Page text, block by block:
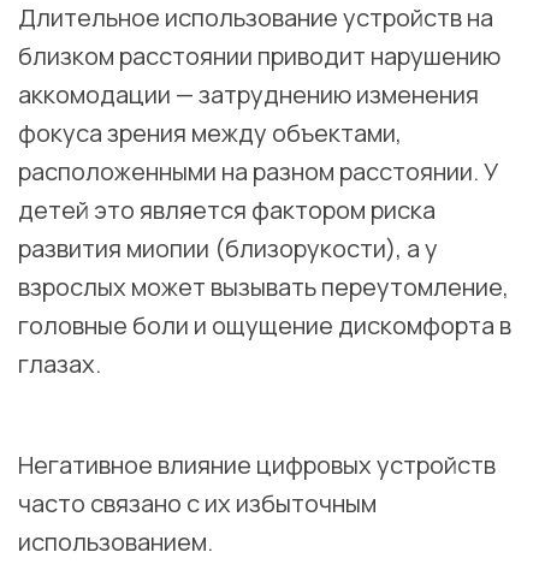
Длительное использование устройств на
близком расстоянии приводит нарушению
аккомодации — затруднению изменения
фокуса зрения между объектами,
расположенными на разном расстоянии. У
детей это является фактором риска
развития миопии (близорукости), а у
взрослых может вызывать переутомление,
головные боли и ощущение дискомфорта в
глазах.
Негативное влияние цифровых устройств
часто связано с их избыточным
использованием.